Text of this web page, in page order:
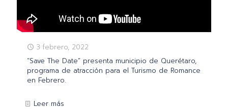
3 febrero, 2022
“Save The Date” presenta municipio de Querétaro,
programa de atracción para el Turismo de Romance
en Febrero.
Leer más